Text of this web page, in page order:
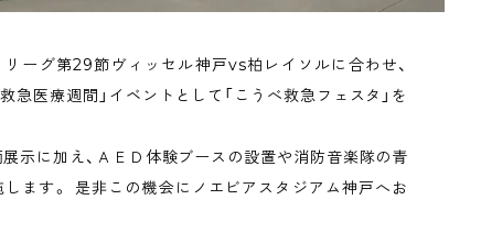
ーグ第29節ヴィッセル神戸vs柏レイソルに合わせ、
救急医療週間」イベントとして「こうべ救急フェスタ」を
示に加え、ＡＥＤ体験ブースの設置や消防音楽隊の青
ます。 是非この機会にノエビアスタジアム神戸へお